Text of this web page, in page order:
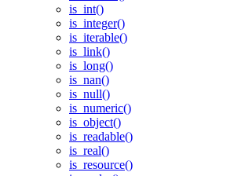
is_int()
is_integer()
is_iterable()
is_link()
is_long()
is_nan()
is_null()
is_numeric()
is_object()
is_readable()
is_real()
is_resource()